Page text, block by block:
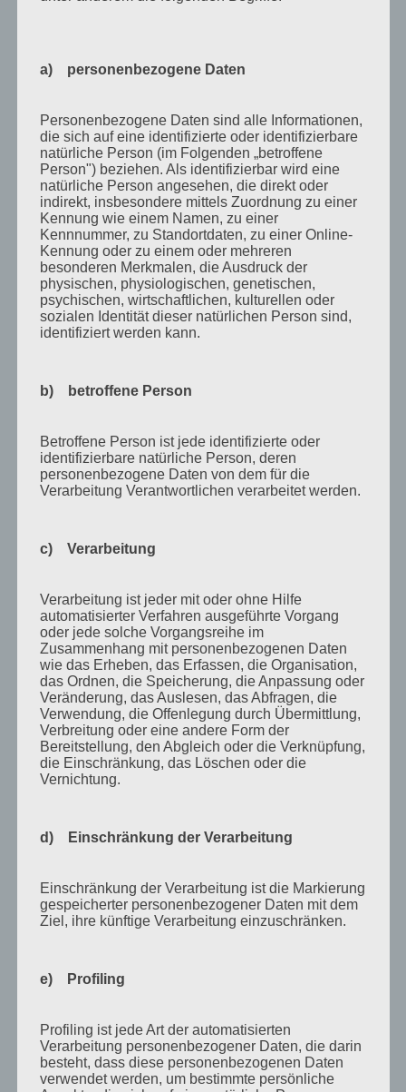
WiebkezuEaster camp summary from our
Archiv
September 2021
Februar 2021
Oktober 2020
September 2020
August 2020
Juli 2020
März 2020
August 2019
Juni 2019
November 2018
August 2018
Juli 2018
Mai 2018
April 2018
August 2017
Juli 2017
November 2015
September 2015
Juli 2015
April 2015
August 2014
a) personenbezogene Daten
Personenbezogene Daten sind alle Informationen,
die sich auf eine identifizierte oder identifizierbare
natürliche Person (im Folgenden „betroffene
Person") beziehen. Als identifizierbar wird eine
natürliche Person angesehen, die direkt oder
indirekt, insbesondere mittels Zuordnung zu einer
Kennung wie einem Namen, zu einer
Kennnummer, zu Standortdaten, zu einer Online-
Kennung oder zu einem oder mehreren
besonderen Merkmalen, die Ausdruck der
physischen, physiologischen, genetischen,
psychischen, wirtschaftlichen, kulturellen oder
sozialen Identität dieser natürlichen Person sind,
identifiziert werden kann.
b) betroffene Person
Betroffene Person ist jede identifizierte oder
identifizierbare natürliche Person, deren
personenbezogene Daten von dem für die
Verarbeitung Verantwortlichen verarbeitet werden.
c) Verarbeitung
Verarbeitung ist jeder mit oder ohne Hilfe
automatisierter Verfahren ausgeführte Vorgang
oder jede solche Vorgangsreihe im
Zusammenhang mit personenbezogenen Daten
wie das Erheben, das Erfassen, die Organisation,
das Ordnen, die Speicherung, die Anpassung oder
Veränderung, das Auslesen, das Abfragen, die
Verwendung, die Offenlegung durch Übermittlung,
Verbreitung oder eine andere Form der
Bereitstellung, den Abgleich oder die Verknüpfung,
die Einschränkung, das Löschen oder die
Vernichtung.
d) Einschränkung der Verarbeitung
Einschränkung der Verarbeitung ist die Markierung
gespeicherter personenbezogener Daten mit dem
Ziel, ihre künftige Verarbeitung einzuschränken.
e) Profiling
Profiling ist jede Art der automatisierten
Verarbeitung personenbezogener Daten, die darin
besteht, dass diese personenbezogenen Daten
verwendet werden, um bestimmte persönliche